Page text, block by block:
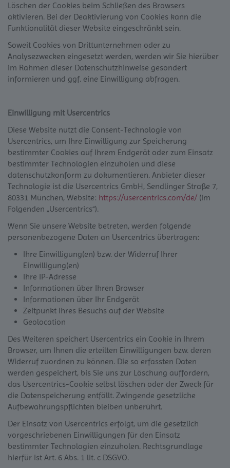
Löschen der Cookies beim Schließen des Browsers
aktivieren. Bei der Deaktivierung von Cookies kann die
Funktionalität dieser Website eingeschränkt sein.
Soweit Cookies von Drittunternehmen oder zu
Analysezwecken eingesetzt werden, werden wir Sie hierüber
im Rahmen dieser Datenschutzhinweise gesondert
informieren und ggf. eine Einwilligung abfragen.
Einwilligung mit Usercentrics
Diese Website nutzt die Consent-Technologie von
Usercentrics, um Ihre Einwilligung zur Speicherung
bestimmter Cookies auf Ihrem Endgerät oder zum Einsatz
bestimmter Technologien einzuholen und diese
datenschutzkonform zu dokumentieren. Anbieter dieser
Technologie ist die Usercentrics GmbH, Sendlinger Straße 7,
80331 München, Website: https://usercentrics.com/de/ (im
Folgenden „Usercentrics“).
Wenn Sie unsere Website betreten, werden folgende
personenbezogene Daten an Usercentrics übertragen:
Ihre Einwilligung(en) bzw. der Widerruf Ihrer
Einwilligung(en)
Ihre IP-Adresse
Informationen über Ihren Browser
Informationen über Ihr Endgerät
Zeitpunkt Ihres Besuchs auf der Website
Geolocation
Des Weiteren speichert Usercentrics ein Cookie in Ihrem
Browser, um Ihnen die erteilten Einwilligungen bzw. deren
Widerruf zuordnen zu können. Die so erfassten Daten
werden gespeichert, bis Sie uns zur Löschung auffordern,
das Usercentrics-Cookie selbst löschen oder der Zweck für
die Datenspeicherung entfällt. Zwingende gesetzliche
Aufbewahrungspflichten bleiben unberührt.
Der Einsatz von Usercentrics erfolgt, um die gesetzlich
vorgeschriebenen Einwilligungen für den Einsatz
bestimmter Technologien einzuholen. Rechtsgrundlage
hierfür ist Art. 6 Abs. 1 lit. c DSGVO.